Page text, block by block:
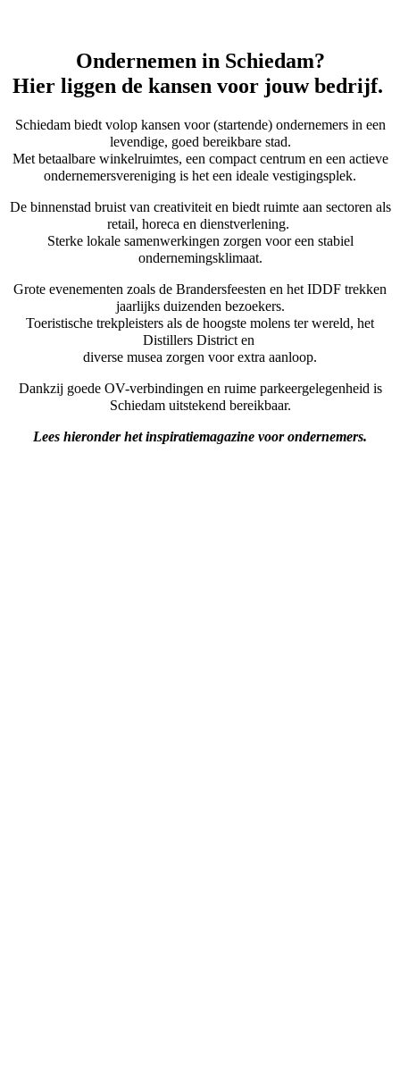
Ondernemen in Schiedam?
Hier liggen de kansen voor jouw bedrijf.
Schiedam biedt volop kansen voor (startende) ondernemers in een
levendige, goed bereikbare stad.
Met betaalbare winkelruimtes, een compact centrum en een actieve
ondernemersvereniging is het een ideale vestigingsplek.
De binnenstad bruist van creativiteit en biedt ruimte aan sectoren als
retail, horeca en dienstverlening.
Sterke lokale samenwerkingen zorgen voor een stabiel
ondernemingsklimaat.
Grote evenementen zoals de Brandersfeesten en het IDDF trekken
jaarlijks duizenden bezoekers.
Toeristische trekpleisters als de hoogste molens ter wereld, het
Distillers District en
diverse musea zorgen voor extra aanloop.
Dankzij goede OV-verbindingen en ruime parkeergelegenheid is
Schiedam uitstekend bereikbaar.
Lees hieronder het inspiratiemagazine voor ondernemers.